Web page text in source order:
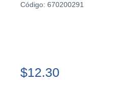
Código: 670200291
$12.30